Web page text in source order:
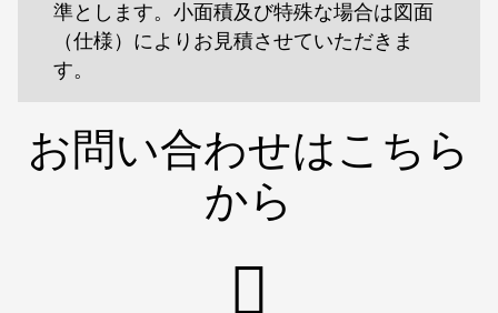
準とします。小面積及び特殊な場合は図面
（仕様）によりお見積させていただきま
す。
お問い合わせはこちら
から